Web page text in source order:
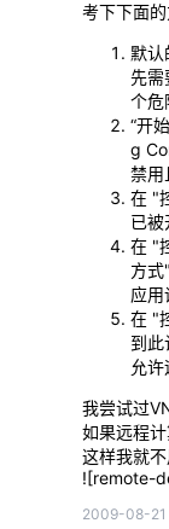
考下下面的
默认
先需
个危
“开
g
禁用
在 "
已被
在 "
方
应用
在 "
到
允许
我尝试过
如果远程
这样我就
![remote-
2009-08-21